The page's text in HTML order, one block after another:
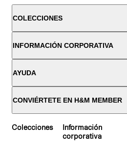
COLECCIONES
INFORMACIÓN CORPORATIVA
AYUDA
CONVIÉRTETE EN H&M MEMBER
Colecciones
Información
corporativa